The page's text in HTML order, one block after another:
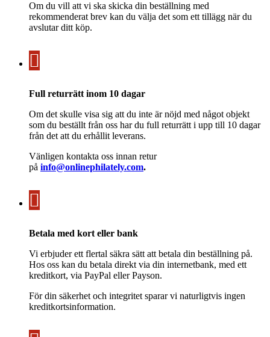
Om du vill att vi ska skicka din beställning med
rekommenderat brev kan du välja det som ett tillägg när du
avslutar ditt köp.
Full returrätt inom 10 dagar
Om det skulle visa sig att du inte är nöjd med något objekt
som du beställt från oss har du full returrätt i upp till 10 dagar
från det att du erhållit leverans.
Vänligen kontakta oss innan retur
på info@onlinephilately.com.
Betala med kort eller bank
Vi erbjuder ett flertal säkra sätt att betala din beställning på.
Hos oss kan du betala direkt via din internetbank, med ett
kreditkort, via PayPal eller Payson.
För din säkerhet och integritet sparar vi naturligtvis ingen
kreditkortsinformation.